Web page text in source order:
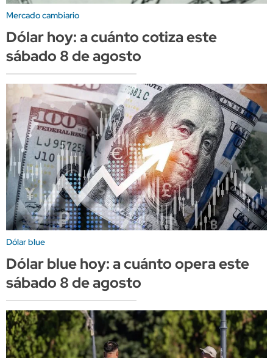
Mercado cambiario
Dólar hoy: a cuánto cotiza este
sábado 8 de agosto
Dólar blue
Dólar blue hoy: a cuánto opera este
sábado 8 de agosto